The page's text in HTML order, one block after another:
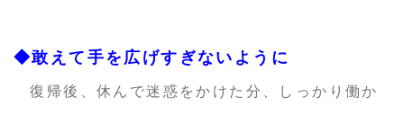
◆敢えて手を広げすぎないように
復帰後、休んで迷惑をかけた分、しっかり働か